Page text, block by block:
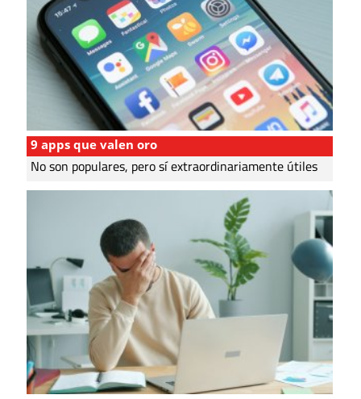
9 apps que valen oro
No son populares, pero sí extraordinariamente útiles